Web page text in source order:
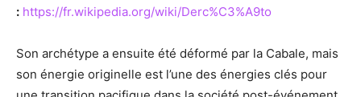
: https://fr.wikipedia.org/wiki/Derc%C3%A9to
Son archétype a ensuite été déformé par la Cabale, mais
son énergie originelle est l’une des énergies clés pour